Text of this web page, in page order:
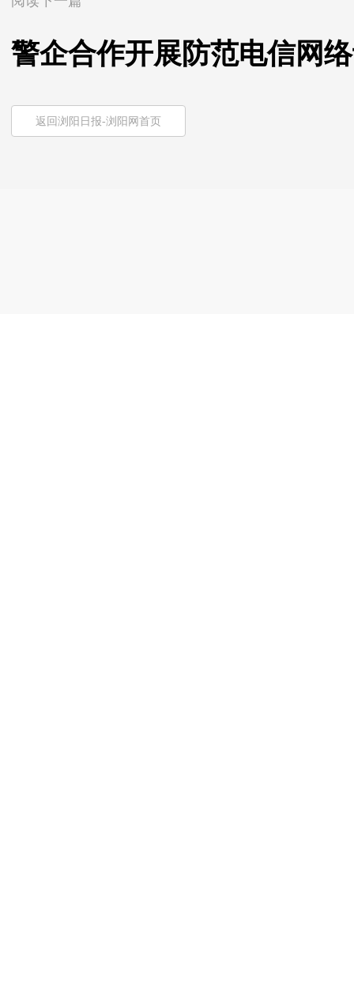
警企合作开展防范电信网
返回浏阳日报-浏阳网首页